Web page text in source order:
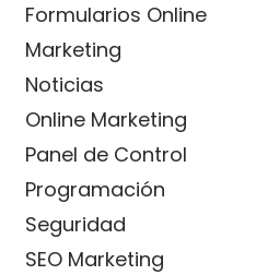
Formularios Online
Marketing
Noticias
Online Marketing
Panel de Control
Programación
Seguridad
SEO Marketing